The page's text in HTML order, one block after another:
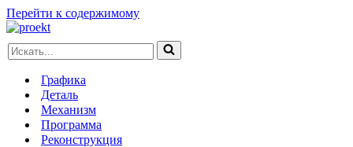
Перейти к содержимому
Искать...
Графика
Деталь
Механизм
Программа
Реконструкция